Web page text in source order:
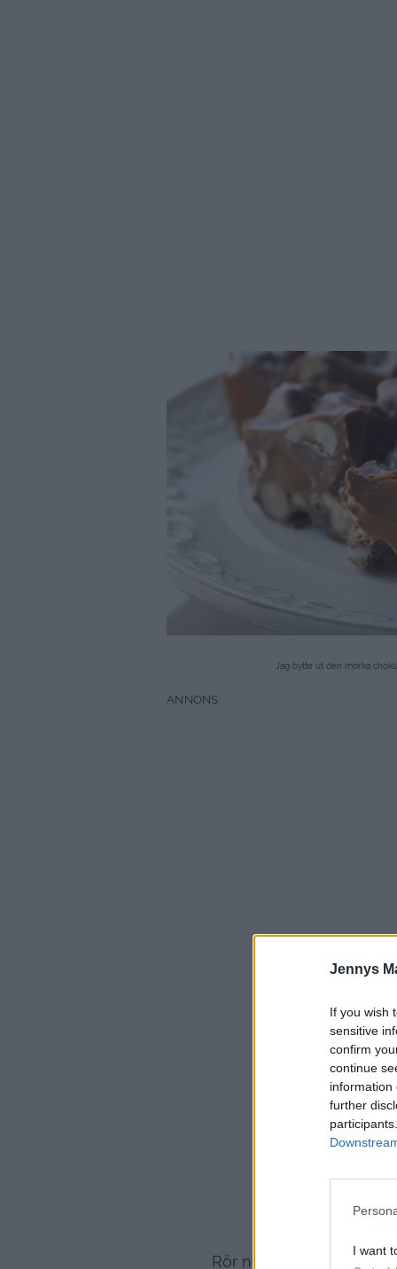
Jennys
If you wish
sensitive
confirm
continue
information
further
I want
Jag bytte ut den mörka
Så här
600 gram
2
3
Rör ner jordnötter,